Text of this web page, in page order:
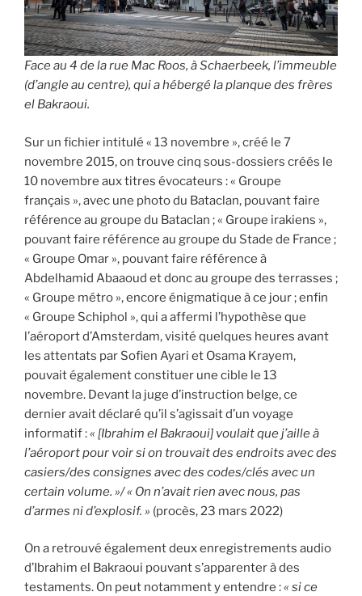
Face au 4 de la rue Mac Roos, à Schaerbeek, l’immeuble
(d’angle au centre), qui a hébergé la planque des frères
el Bakraoui.
Sur un fichier intitulé « 13 novembre », créé le 7
novembre 2015, on trouve cinq sous-dossiers créés le
10 novembre aux titres évocateurs : « Groupe
français », avec une photo du Bataclan, pouvant faire
référence au groupe du Bataclan ; « Groupe irakiens »,
pouvant faire référence au groupe du Stade de France ;
« Groupe Omar », pouvant faire référence à
Abdelhamid Abaaoud et donc au groupe des terrasses ;
« Groupe métro », encore énigmatique à ce jour ; enfin
« Groupe Schiphol », qui a affermi l’hypothèse que
l’aéroport d’Amsterdam, visité quelques heures avant
les attentats par Sofien Ayari et Osama Krayem,
pouvait également constituer une cible le 13
novembre. Devant la juge d’instruction belge, ce
dernier avait déclaré qu’il s’agissait d’un voyage
informatif :« [Ibrahim el Bakraoui] voulait que j’aille à
l’aéroport pour voir si on trouvait des endroits avec des
casiers/des consignes avec des codes/clés avec un
certain volume. »/ « On n’avait rien avec nous, pas
d’armes ni d’explosif. » (procès, 23 mars 2022)
On a retrouvé également deux enregistrements audio
d’Ibrahim el Bakraoui pouvant s’apparenter à des
testaments. On peut notamment y entendre :« si ce